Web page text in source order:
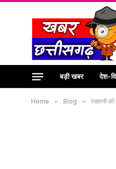
बड़ी खबर देश-
Home » Blog » पंडवानी